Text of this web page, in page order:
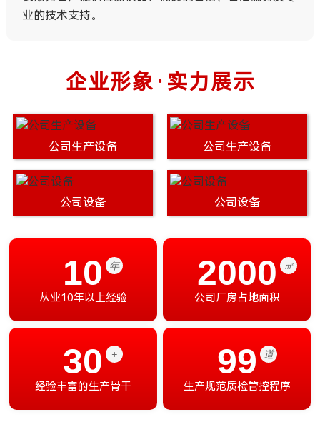
详细的了解您的需求，共同探讨方案可行性，并免费提
公司生产设备 公司生产设备
公司设备 公司设备
10 2000
30 99